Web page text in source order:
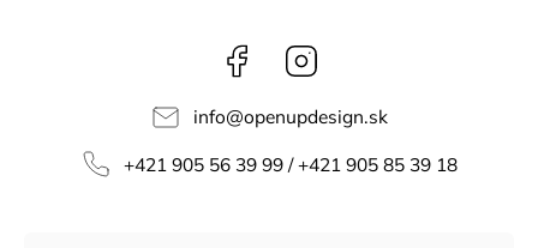
Facebook
info@openupdesign.sk
+421 905 56 39 99 / +421 905 85 39 18